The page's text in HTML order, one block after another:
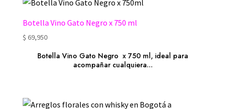
Botella Vino Gato Negro x 750 ml
$ 69,950
Botella Vino Gato Negro x 750 ml, ideal para
acompañar cualquiera...